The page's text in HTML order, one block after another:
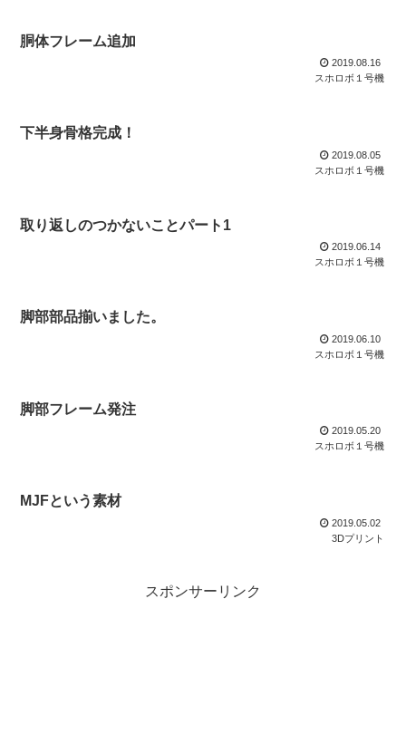
胴体フレーム追加
2019.08.16
スホロボ１号機
下半身骨格完成！
2019.08.05
スホロボ１号機
取り返しのつかないことパート1
2019.06.14
スホロボ１号機
脚部部品揃いました。
2019.06.10
スホロボ１号機
脚部フレーム発注
2019.05.20
スホロボ１号機
MJFという素材
2019.05.02
3Dプリント
スポンサーリンク